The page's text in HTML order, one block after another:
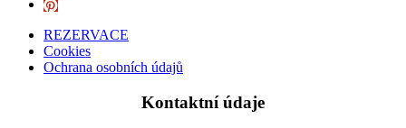
REZERVACE
Cookies
Ochrana osobních údajů
Kontaktní údaje